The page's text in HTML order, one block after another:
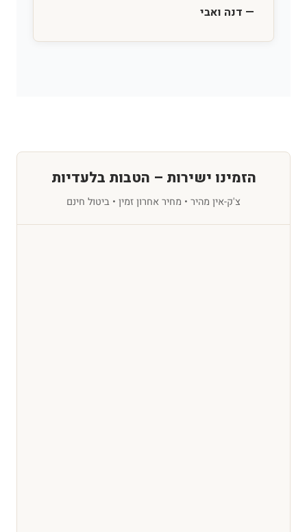
— דנה ואבי
הזמינו ישירות – הטבות בלעדיות
צ'ק-אין מהיר • מחיר אחרון זמין • ביטול חינם